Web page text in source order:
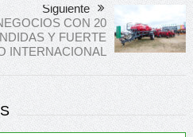
Siguiente
CON 20
Y FUERTE
INTERNACIONAL